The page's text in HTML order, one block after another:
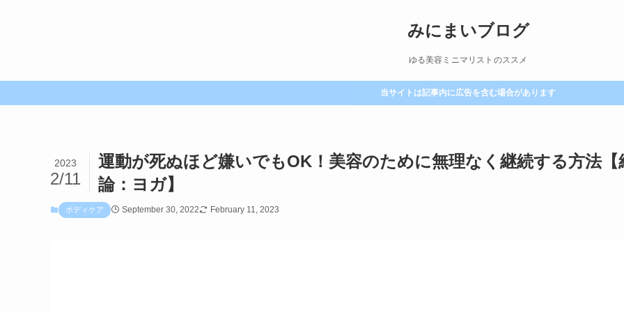
みにまいブログ
ゆる美容ミニマリストのススメ
当サイトは記事内に広告を含む場合があります
運動が死ぬほど嫌いでもOK！美容のために無理なく継続する方法【
論：ヨガ】
2023
2/11
ボディケア September 30, 2022 February 11, 2023